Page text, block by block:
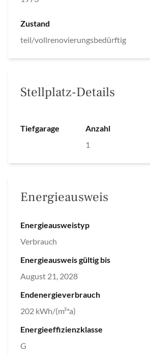
Zustand
teil/vollrenovierungsbedürftig
Stellplatz-Details
Tiefgarage
Anzahl
1
Energieausweis
Energieausweistyp
Verbrauch
Energieausweis gültig bis
August 21, 2028
Endenergieverbrauch
202 kWh/(m²*a)
Energieeffizienzklasse
G